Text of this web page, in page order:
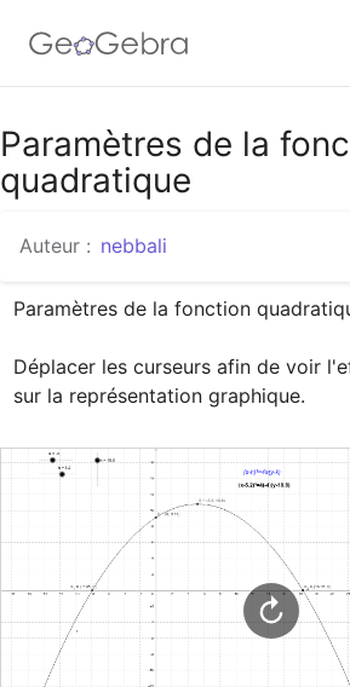
Google Classroom
Se connecter
Paramètres de la
quadratique
Auteur : nebbali
Paramètres de la fonction
Déplacer les curseurs afin de voir
sur la représentation graphique.